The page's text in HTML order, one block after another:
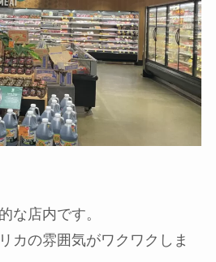
な店内です。
カの雰囲気がワクワクしま